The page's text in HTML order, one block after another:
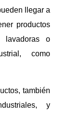
llegar a
productos
lavadoras o
como
también
y